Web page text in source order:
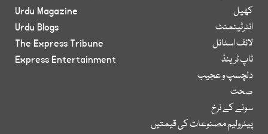
کھیل
انٹرٹینمنٹ
لائف اسٹائل
ٹاپ ٹرینڈ
دلچسپ و عجیب
صحت
سونے کے نرخ
پیٹرولیم مصنوعات کی قیمتیں
Urdu Magazine
Urdu Blogs
The Express Tribune
Express Entertainment